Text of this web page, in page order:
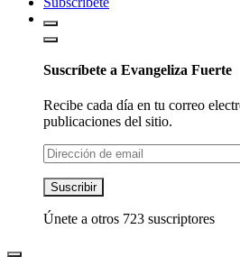
Suscríbete a Evangeliza Fuerte
Recibe cada día en tu correo
publicaciones del sitio.
Dirección
de
email
Suscribir
Únete a otros 723 suscriptores